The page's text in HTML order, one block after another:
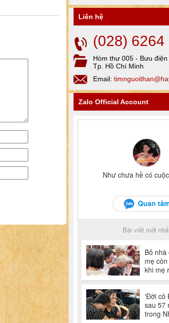
Liên hệ
(028) 6264
Hòm thư 005 - Bưu điện
Tp. Hồ Chí Minh
Email:
Zalo Official Account